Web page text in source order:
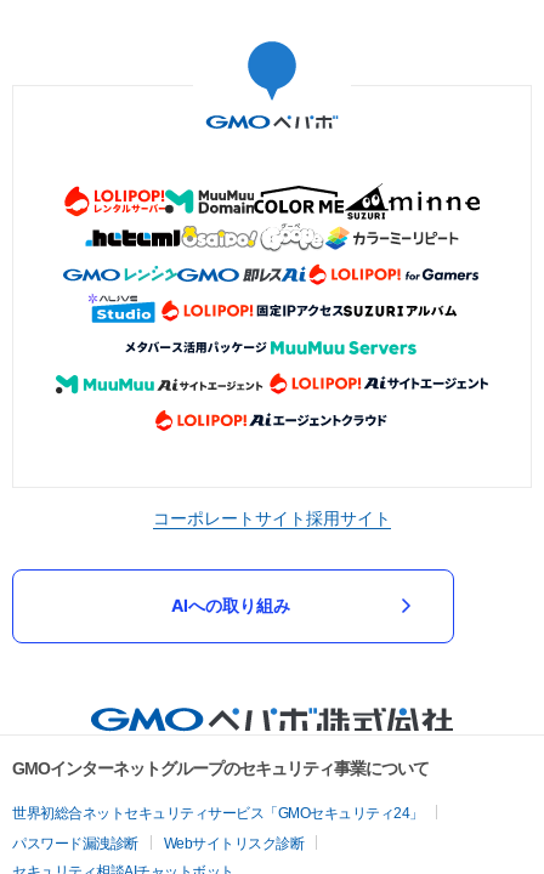
コーポレートサイト採用サイト
AIへの取り組み
GMOインターネットグループのセキュリティ事業について
世界初総合ネットセキュリティサービス「GMOセキュリティ24」
パスワード漏洩診断
Webサイトリスク診断